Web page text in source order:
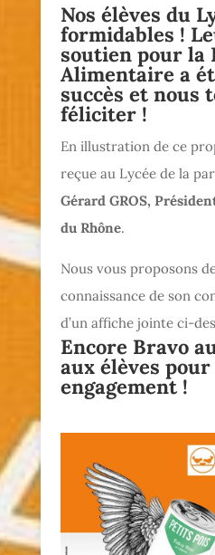
Nos élèves du
formidables !
soutien pour la
Alimentaire a
succès et nous
féliciter !
En illustration de ce
reçue au Lycée de la
Gérard GROS,
du Rhône.
Nous vous proposons
connaissance de son
d’un affiche jointe ci-
Encore Bravo
aux élèves
engagement !